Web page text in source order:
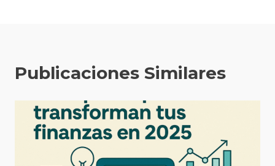
Publicaciones Similares